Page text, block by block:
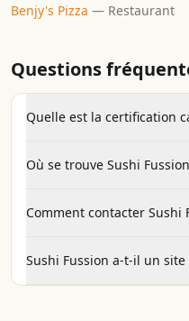
Benjy's Pizza — Restaurant
Questions
Quelle est la certification
Où se trouve Sushi
Comment contacter Sushi
Sushi Fussion a-t-il un site